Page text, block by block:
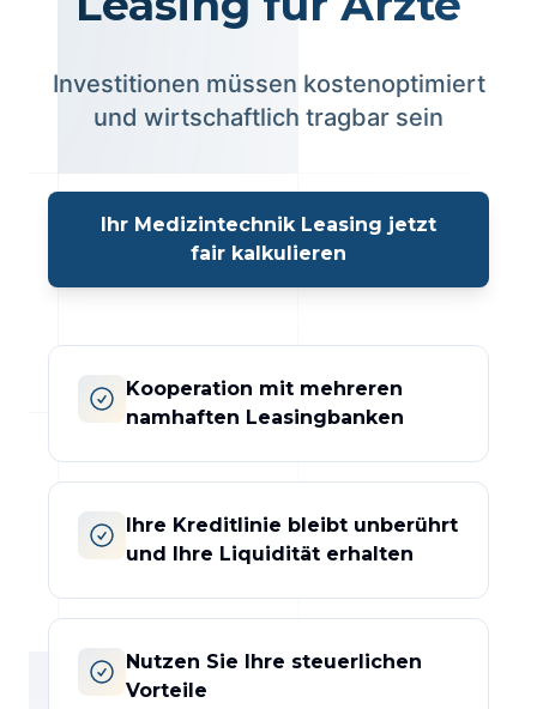
Investitionen müssen kostenoptimiert
und wirtschaftlich tragbar sein
Ihr Medizintechnik Leasing jetzt
fair kalkulieren
Kooperation mit mehreren
namhaften Leasingbanken
Ihre Kreditlinie bleibt unberührt
und Ihre Liquidität erhalten
Nutzen Sie Ihre steuerlichen
Vorteile